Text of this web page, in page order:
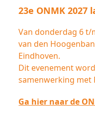
23e ONMK 2027
Van donderdag 6 t/
van den
Eindhoven.
Dit evenement
samenwerking met
Ga hier naar de